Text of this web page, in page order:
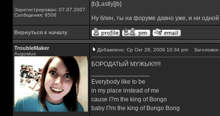
Зарегистрирован: 07.07.2007
Сообщения: 8506
[b]Lastly[|b]
Ну блин, ты на форуме давно уже, и ни
Вернуться к началу
TroubleMaker
Augustus
Добавлено: Ср Окт 28, 2009 10:34 pm Заголовок
БОРОДАТЫЙ МУЖЫК!!!!!
Everybody like to be
in my place instead of me
cause I?m the king of Bongo
baby I?m the king of Bongo Bong